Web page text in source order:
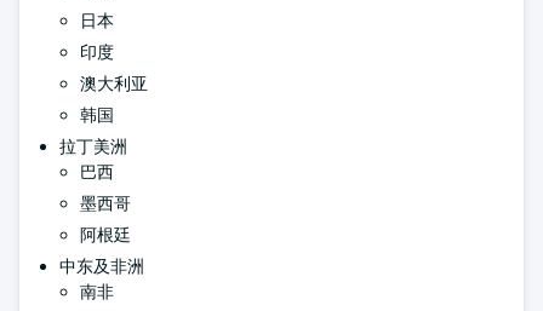
日本
印度
澳大利亚
韩国
拉丁美洲
巴西
墨西哥
阿根廷
中东及非洲
南非